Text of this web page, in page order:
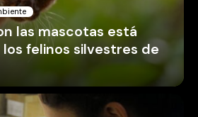
las mascotas está
felinos silvestres de